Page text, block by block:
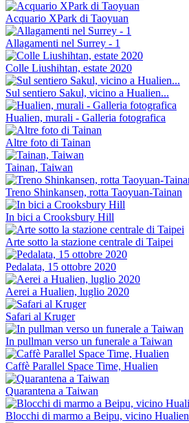
Acquario XPark di Taoyuan
Allagamenti nel Surrey - 1
Colle Liushihtan, estate 2020
Sul sentiero Sakul, vicino a Hualien...
Hualien, murali - Galleria fotografica
Altre foto di Tainan
Tainan, Taiwan
Treno Shinkansen, rotta Taoyuan-Tainan
In bici a Crooksbury Hill
Arte sotto la stazione centrale di Taipei
Pedalata, 15 ottobre 2020
Aerei a Hualien, luglio 2020
Safari al Kruger
In pullman verso un funerale a Taiwan
Caffè Parallel Space Time, Hualien
Quarantena a Taiwan
Blocchi di marmo a Beipu, vicino Hualien